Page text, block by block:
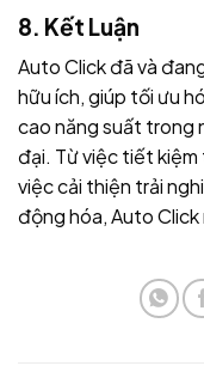
8. Kết Luận
Auto Click đã và
hữu ích, giúp tối ưu
cao năng suất trong
đại. Từ việc tiết
việc cải thiện trải
động hóa, Auto